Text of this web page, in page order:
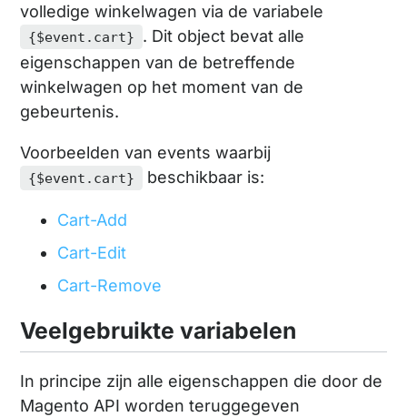
volledige winkelwagen via de variabele
{$event.cart}
. Dit object bevat alle
eigenschappen van de betreffende
winkelwagen op het moment van de
gebeurtenis.
Voorbeelden van events waarbij
{$event.cart} beschikbaar is:
Cart-Add
Cart-Edit
Cart-Remove
Veelgebruikte variabelen
In principe zijn alle eigenschappen die door de
Magento API worden teruggegeven